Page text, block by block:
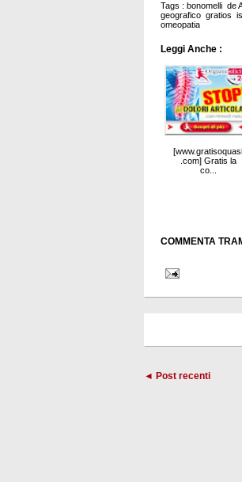
Tags : bonomelli de
geografico gratios
omeopatia
Leggi Anche :
[www.gratisoquasi
.com] Gratis la
co...
COMMENTA
◄ Post recenti